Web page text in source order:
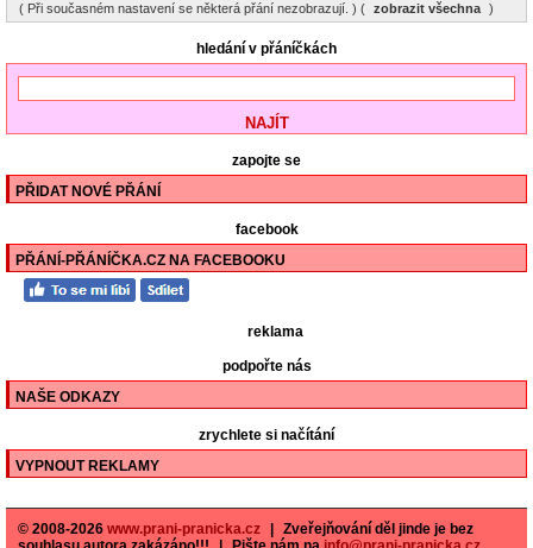
( Při současném nastavení se některá přání nezobrazují. ) ( zobrazit všechna )
hledání v přáníčkách
zapojte se
PŘIDAT NOVÉ PŘÁNÍ
facebook
PŘÁNÍ-PŘÁNÍČKA.CZ NA FACEBOOKU
reklama
podpořte nás
NAŠE ODKAZY
zrychlete si načítání
VYPNOUT REKLAMY
© 2008-2026 www.prani-pranicka.cz
Zveřejňování děl jinde je bez